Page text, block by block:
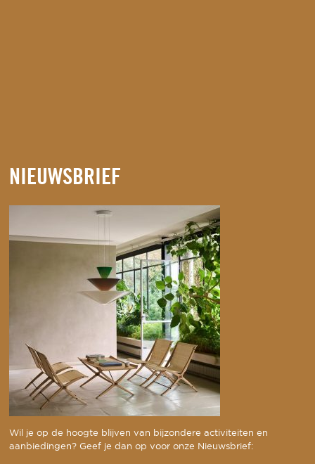
NIEUWSBRIEF
Wil je op de hoogte blijven van bijzondere activiteiten en
aanbiedingen? Geef je dan op voor onze Nieuwsbrief: